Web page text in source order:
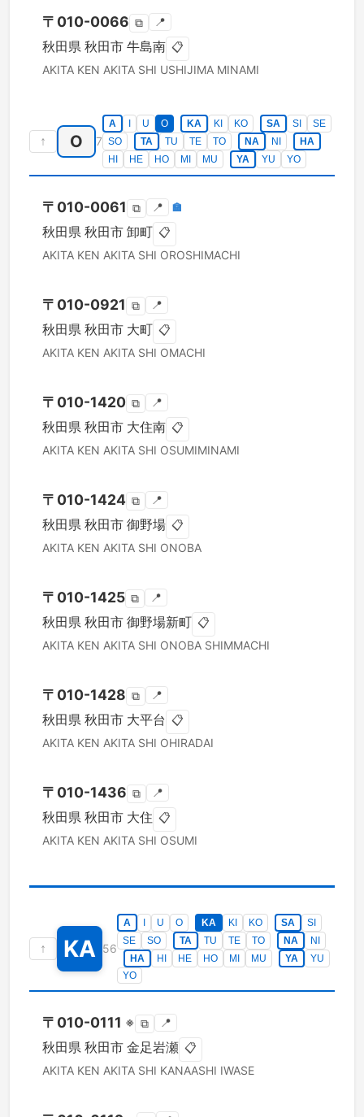
〒 010-0066 ⧉ 📍
秋田県 秋田市 牛島南 📋
AKITA KEN AKITA SHI USHIJIMA MINAMI
↑ O 7
A U O KA KI KO SA SI
SE
SO
TA TU TE TO NA NI
HA
HI
HE HO MI MU YA YU YO
〒 010-0061 ⧉ 📍 🏣
秋田県 秋田市 卸町 📋
AKITA KEN AKITA SHI OROSHIMACHI
〒 010-0921 ⧉ 📍
秋田県 秋田市 大町 📋
AKITA KEN AKITA SHI OMACHI
〒 010-1420 ⧉ 📍
秋田県 秋田市 大住南 📋
AKITA KEN AKITA SHI OSUMIMINAMI
〒 010-1424 ⧉ 📍
秋田県 秋田市 御野場 📋
AKITA KEN AKITA SHI ONOBA
〒 010-1425 ⧉ 📍
秋田県 秋田市 御野場新町 📋
AKITA KEN AKITA SHI ONOBA SHIMMACHI
〒 010-1428 ⧉ 📍
秋田県 秋田市 大平台 📋
AKITA KEN AKITA SHI OHIRADAI
〒 010-1436 ⧉ 📍
秋田県 秋田市 大住 📋
AKITA KEN AKITA SHI OSUMI
↑ KA 56
A U O KA KI KO SA
SI
SE
SO TA TU TE TO NA
NI
HA
HI HE HO MI MU YA
YU
YO
〒 010-0111 ※ ⧉ 📍
秋田県 秋田市 金足岩瀬 📋
AKITA KEN AKITA SHI KANAASHI IWASE